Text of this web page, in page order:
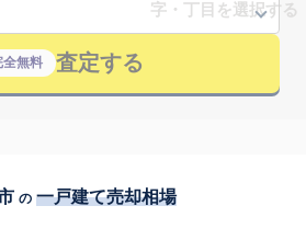
全無料 査定する
の 一戸建て売却相場